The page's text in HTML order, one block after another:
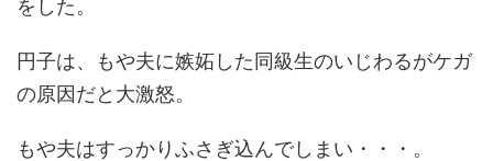
をした。
円子は、もや夫に嫉妬した同級生のいじわるがケガ
の原因だと大激怒。
もや夫はすっかりふさぎ込んでしまい・・・。